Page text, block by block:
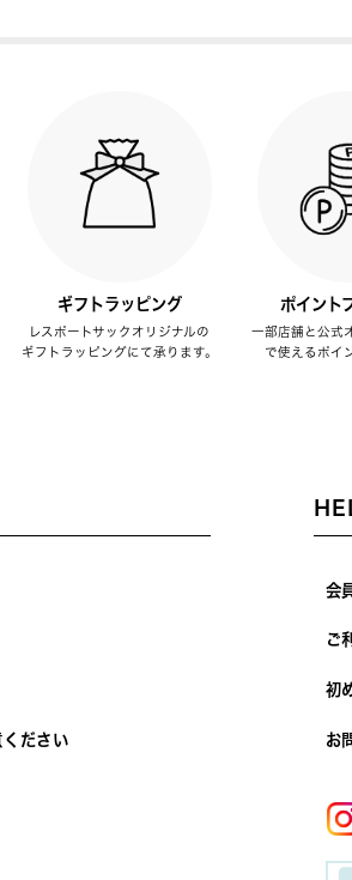
ギフトラッピング
レスポートサックオリジナルの
ギフトラッピングにて承ります。
ポイント
一部店舗と公式
で使えるポイ
ださい
会
ご
初
お